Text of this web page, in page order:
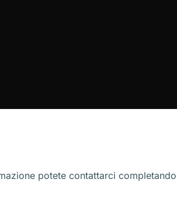
potete contattarci